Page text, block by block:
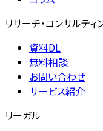
リサーチ・コンサルティ
資料DL
無料相談
お問い合わせ
サービス紹介
リーガル